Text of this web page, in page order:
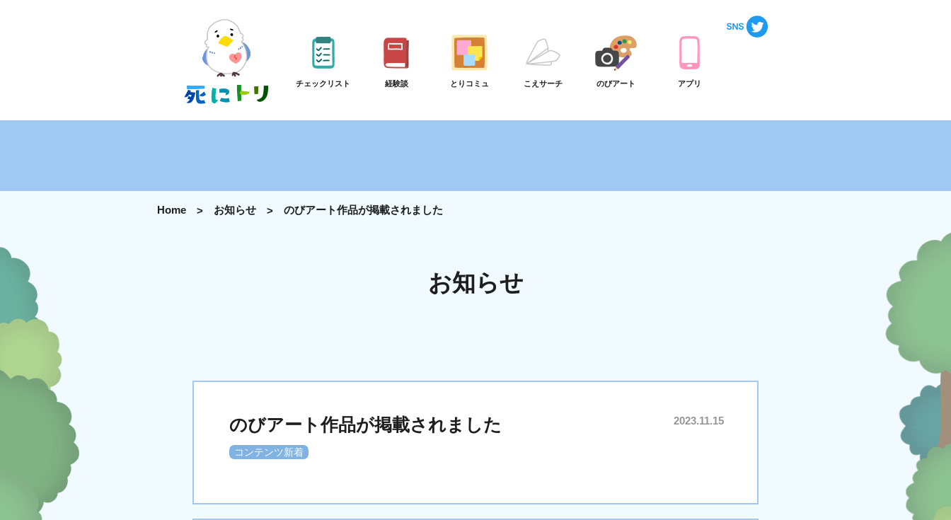
チェックリスト 経験談 とりコミュ こえサーチ のびアート アプリ
Home お知らせ のびアート作品が掲載されました
お知らせ
のびアート作品が掲載されました 2023.11.15
コンテンツ新着